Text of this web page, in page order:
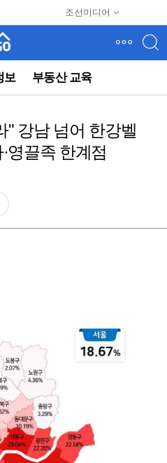
조선미디어
보 부동산 교육
" 강남 넘어 한강벨
영끌족 한계점